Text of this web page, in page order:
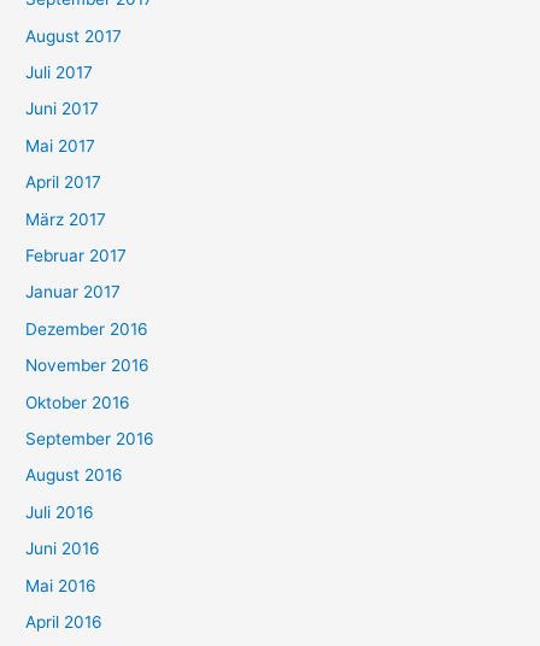
August 2017
Juli 2017
Juni 2017
Mai 2017
April 2017
März 2017
Februar 2017
Januar 2017
Dezember 2016
November 2016
Oktober 2016
September 2016
August 2016
Juli 2016
Juni 2016
Mai 2016
April 2016